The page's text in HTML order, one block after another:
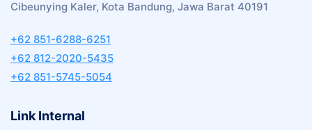
Cibeunying Kaler, Kota Bandung, Jawa Barat 40191
+62 851-6288-6251
+62 812-2020-5435
+62 851-5745-5054
Link Internal